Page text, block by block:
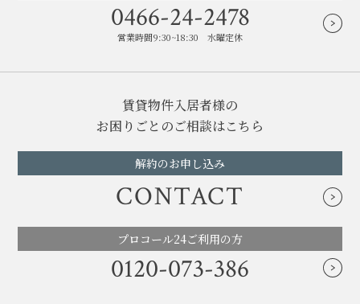
0466-24-2478
営業時間9:30~18:30 水曜定休
賃貸物件入居者様の
お困りごとのご相談はこちら
解約のお申し込み
CONTACT
プロコール24ご利用の方
0120-073-386